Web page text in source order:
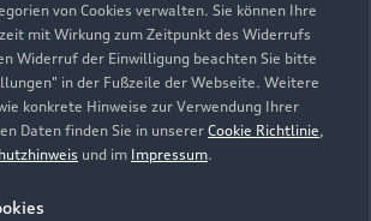
von Cookies verwalten. Sie können Ihre
mit Wirkung zum Zeitpunkt des Widerrufs
Widerruf der Einwilligung beachten Sie bitte
in der Fußzeile der Webseite. Weitere
konkrete Hinweise zur Verwendung Ihrer
Daten finden Sie in unserer Cookie Richtlinie,
und im Impressum.
5